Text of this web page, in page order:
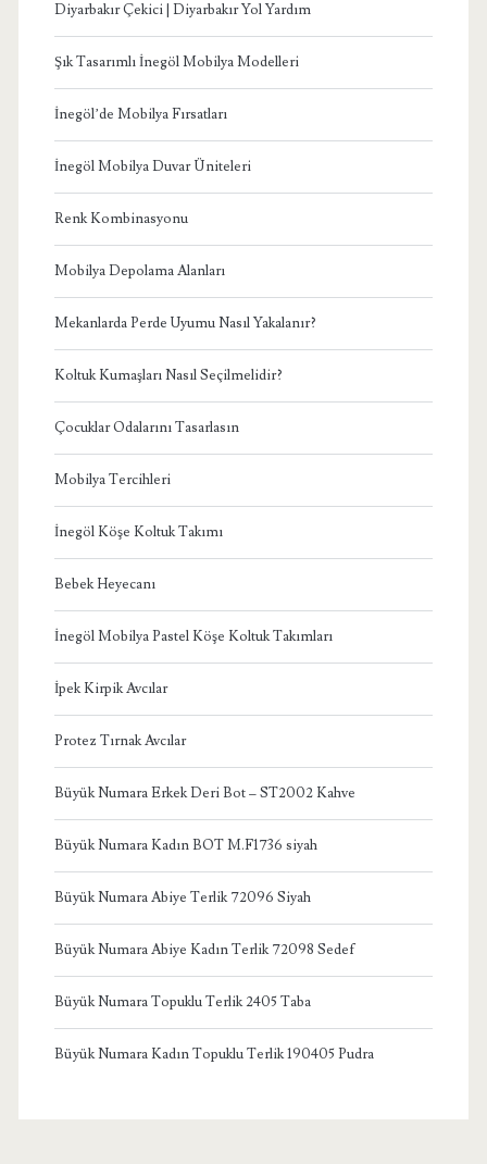
Diyarbakır Çekici | Diyarbakır Yol Yardım
Şık Tasarımlı İnegöl Mobilya Modelleri
İnegöl’de Mobilya Fırsatları
İnegöl Mobilya Duvar Üniteleri
Renk Kombinasyonu
Mobilya Depolama Alanları
Mekanlarda Perde Uyumu Nasıl Yakalanır?
Koltuk Kumaşları Nasıl Seçilmelidir?
Çocuklar Odalarını Tasarlasın
Mobilya Tercihleri
İnegöl Köşe Koltuk Takımı
Bebek Heyecanı
İnegöl Mobilya Pastel Köşe Koltuk Takımları
İpek Kirpik Avcılar
Protez Tırnak Avcılar
Büyük Numara Erkek Deri Bot – ST2002 Kahve
Büyük Numara Kadın BOT M.F1736 siyah
Büyük Numara Abiye Terlik 72096 Siyah
Büyük Numara Abiye Kadın Terlik 72098 Sedef
Büyük Numara Topuklu Terlik 2405 Taba
Büyük Numara Kadın Topuklu Terlik 190405 Pudra